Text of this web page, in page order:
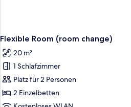
Flexible Room (room change)
20 m²
1 Schlafzimmer
Platz für 2 Personen
2 Einzelbetten